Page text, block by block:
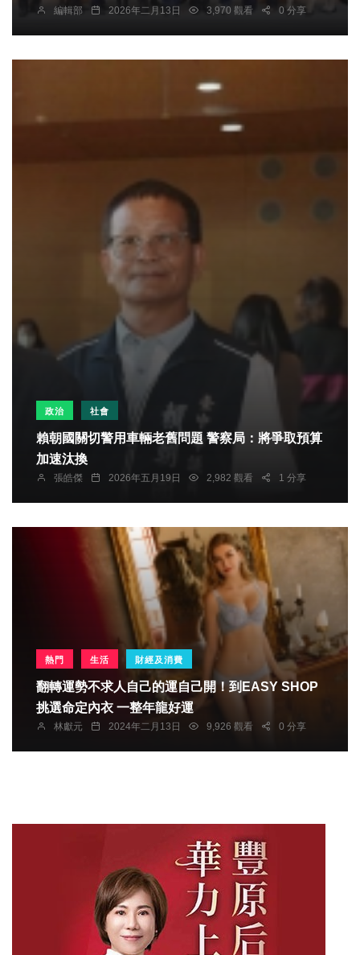
編輯部 2026年二月13日 3,970 觀看 0 分享
政治 社會
賴朝國關切警用車輛老舊問題 警察局：將爭取預算
加速汰換
張皓傑 2026年五月19日 2,982 觀看 1 分享
熱門 生活 財經及消費
翻轉運勢不求人自己的運自己開！到EASY SHOP
挑選命定內衣 一整年龍好運
林獻元 2024年二月13日 9,926 觀看 0 分享